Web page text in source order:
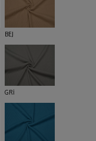
BEJ
GRİ